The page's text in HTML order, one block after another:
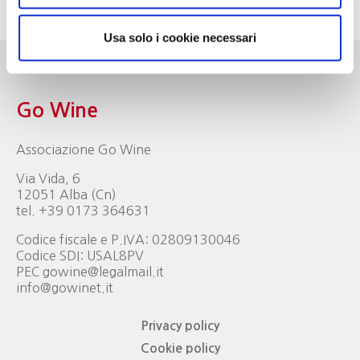
Usa solo i cookie necessari
Go Wine
Associazione Go Wine
Via Vida, 6
12051 Alba (Cn)
tel. +39 0173 364631
Codice fiscale e P.IVA: 02809130046
Codice SDI: USAL8PV
PEC gowine@legalmail.it
info@gowinet.it
Privacy policy
Cookie policy